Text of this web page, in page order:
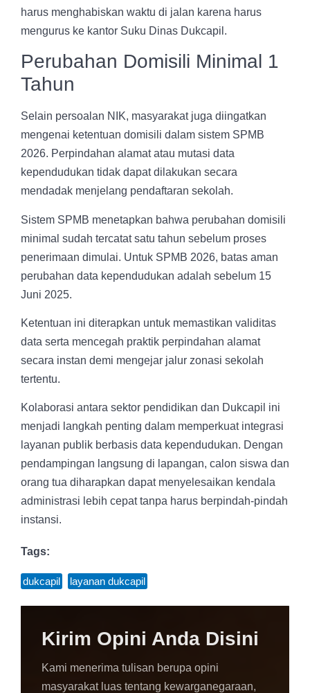
harus menghabiskan waktu di jalan karena harus
mengurus ke kantor Suku Dinas Dukcapil.
Perubahan Domisili Minimal 1
Tahun
Selain persoalan NIK, masyarakat juga diingatkan
mengenai ketentuan domisili dalam sistem SPMB
2026. Perpindahan alamat atau mutasi data
kependudukan tidak dapat dilakukan secara
mendadak menjelang pendaftaran sekolah.
Sistem SPMB menetapkan bahwa perubahan domisili
minimal sudah tercatat satu tahun sebelum proses
penerimaan dimulai. Untuk SPMB 2026, batas aman
perubahan data kependudukan adalah sebelum 15
Juni 2025.
Ketentuan ini diterapkan untuk memastikan validitas
data serta mencegah praktik perpindahan alamat
secara instan demi mengejar jalur zonasi sekolah
tertentu.
Kolaborasi antara sektor pendidikan dan Dukcapil ini
menjadi langkah penting dalam memperkuat integrasi
layanan publik berbasis data kependudukan. Dengan
pendampingan langsung di lapangan, calon siswa dan
orang tua diharapkan dapat menyelesaikan kendala
administrasi lebih cepat tanpa harus berpindah-pindah
instansi.
Tags:
dukcapil layanan dukcapil
Kirim Opini Anda Disini
Kami menerima tulisan berupa opini
masyarakat luas tentang kewarganegaraan,